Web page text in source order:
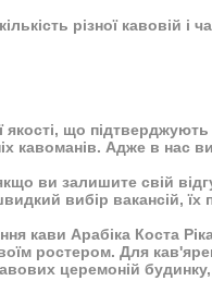
різної кавовій і
що підтверджують
кавоманів. Адже в нас
ви залишите свій
вибір вакансій, їх
кави Арабіка Коста
ростером. Для
церемоній